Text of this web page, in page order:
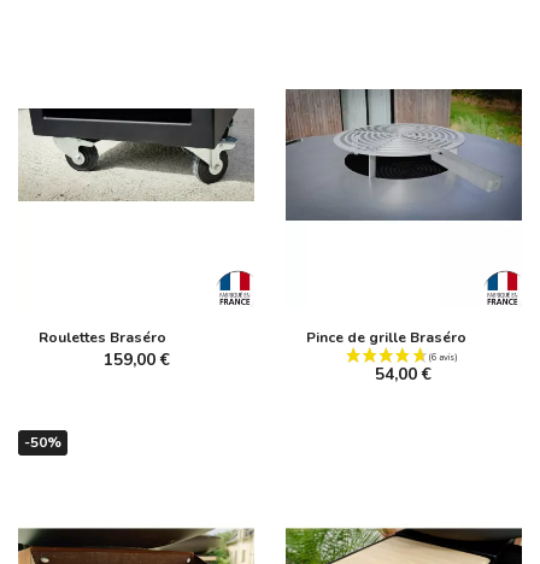
Roulettes Braséro
159,00 €
Pince de grille Braséro
54,00 €
-50%